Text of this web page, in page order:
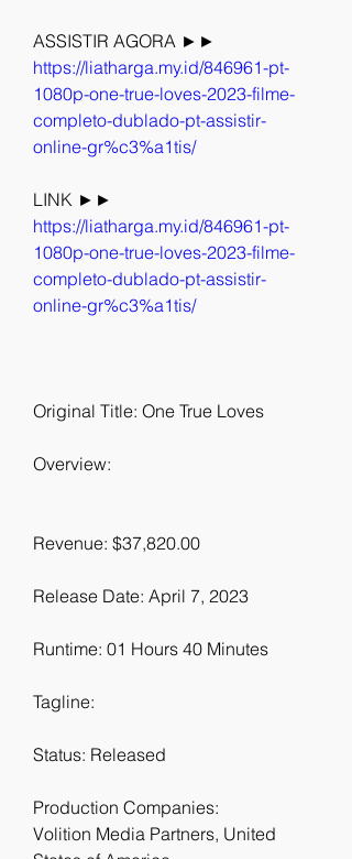
https://liatharga.my.id/846961-pt-
1080p-one-true-loves-2023-filme-
completo-dublado-pt-assistir-
online-gr%c3%a1tis/
https://liatharga.my.id/846961-pt-
1080p-one-true-loves-2023-filme-
completo-dublado-pt-assistir-
online-gr%c3%a1tis/
Original Title: One True Loves
Overview:
Revenue: $37,820.00
Release Date: April 7, 2023
Runtime: 01 Hours 40 Minutes
Tagline:
Status: Released
Production Companies:
Volition Media Partners, United